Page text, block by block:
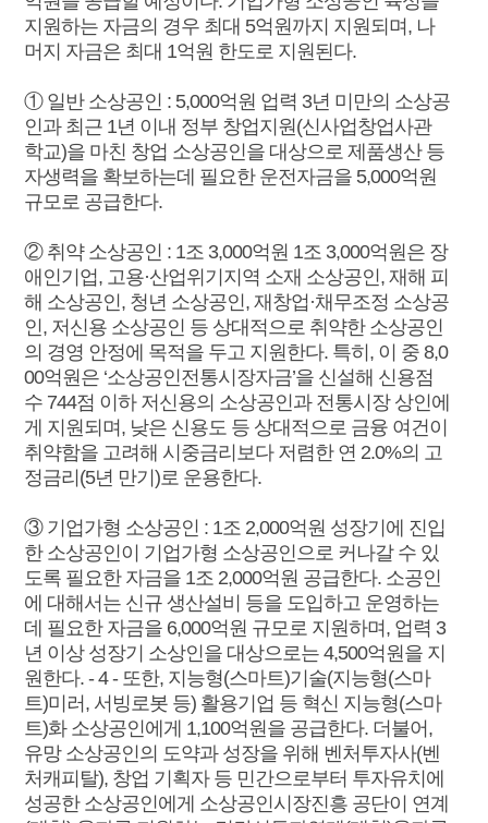
지원하는 자금의 경우 최대 5억원까지 지원되며, 나
머지 자금은 최대 1억원 한도로 지원된다.
① 일반 소상공인 : 5,000억원 업력 3년 미만의 소상공
인과 최근 1년 이내 정부 창업지원(신사업창업사관
학교)을 마친 창업 소상공인을 대상으로 제품생산 등
자생력을 확보하는데 필요한 운전자금을 5,000억원
규모로 공급한다.
② 취약 소상공인 : 1조 3,000억원 1조 3,000억원은 장
애인기업, 고용·산업위기지역 소재 소상공인, 재해 피
해 소상공인, 청년 소상공인, 재창업·채무조정 소상공
인, 저신용 소상공인 등 상대적으로 취약한 소상공인
의 경영 안정에 목적을 두고 지원한다. 특히, 이 중 8,0
00억원은 ‘소상공인전통시장자금’을 신설해 신용점
수 744점 이하 저신용의 소상공인과 전통시장 상인에
게 지원되며, 낮은 신용도 등 상대적으로 금융 여건이
취약함을 고려해 시중금리보다 저렴한 연 2.0%의 고
정금리(5년 만기)로 운용한다.
③ 기업가형 소상공인 : 1조 2,000억원 성장기에 진입
한 소상공인이 기업가형 소상공인으로 커나갈 수 있
도록 필요한 자금을 1조 2,000억원 공급한다. 소공인
에 대해서는 신규 생산설비 등을 도입하고 운영하는
데 필요한 자금을 6,000억원 규모로 지원하며, 업력 3
년 이상 성장기 소상인을 대상으로는 4,500억원을 지
원한다. - 4 - 또한, 지능형(스마트)기술(지능형(스마
트)미러, 서빙로봇 등) 활용기업 등 혁신 지능형(스마
트)화 소상공인에게 1,100억원을 공급한다. 더불어,
유망 소상공인의 도약과 성장을 위해 벤처투자사(벤
처캐피탈), 창업 기획자 등 민간으로부터 투자유치에
성공한 소상공인에게 소상공인시장진흥 공단이 연계